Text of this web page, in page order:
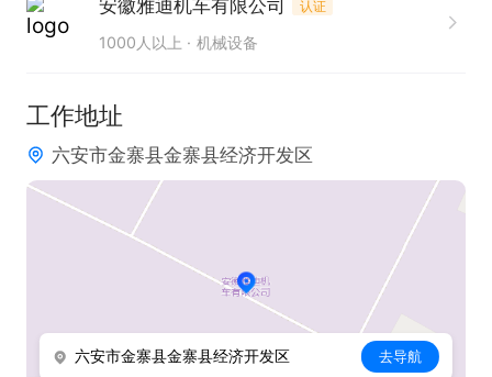
2、模具加工行业经验优先
3、能够读懂图纸尺寸、要求。
安徽雅迪机车有限公司 认证
1000人以上 机械设备
工作地址
六安市金寨县金寨县经济开发区
六安市金寨县金寨县经济开发区 去导航